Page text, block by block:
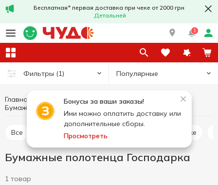
Бесплатная* первая доставка при чеке от 2000 грн
Детальней
1
Фильтры (1) Популярные
Бонусы за ваши заказы!
Ими можно оплатить доставку или
дополнительные сборы.
Просмотреть
Главная Товары для дома
Бумажные изделия
Бумажные полотенца
Все Бумажные полотенца Салфетки в коробке
Бумажные полотенца Господарка
1 товар